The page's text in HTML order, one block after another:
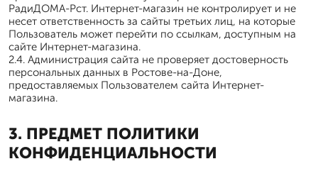
РадиДОМА-Рст. Интернет-магазин не контролирует и не
несет ответственность за сайты третьих лиц, на которые
Пользователь может перейти по ссылкам, доступным на
сайте Интернет-магазина.
2.4. Администрация сайта не проверяет достоверность
персональных данных в Ростове-на-Доне,
предоставляемых Пользователем сайта Интернет-
магазина.
3. ПРЕДМЕТ ПОЛИТИКИ
КОНФИДЕНЦИАЛЬНОСТИ